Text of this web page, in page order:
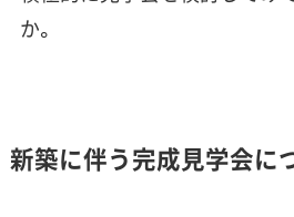
か。
新築に伴う完成見学会に